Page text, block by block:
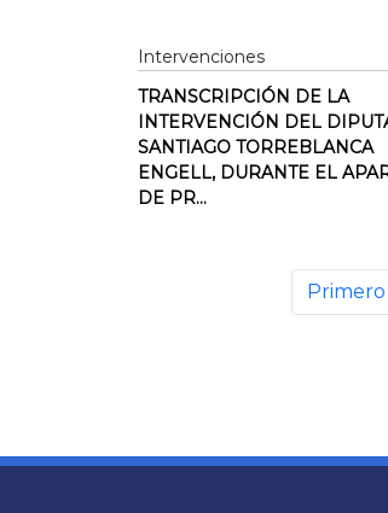
Intervenciones
TRANSCRIPCIÓN DE LA
INTERVENCIÓN DEL
SANTIAGO TORREBLANCA
ENGELL, DURANTE EL
DE PR...
Primero